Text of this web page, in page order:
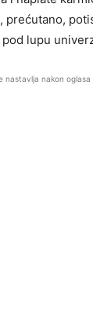
prećutano,
lupu
nastavlja nakon oglasa